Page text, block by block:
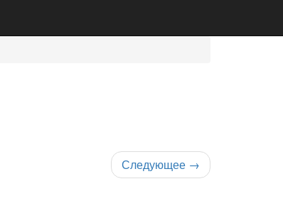
Следующее →